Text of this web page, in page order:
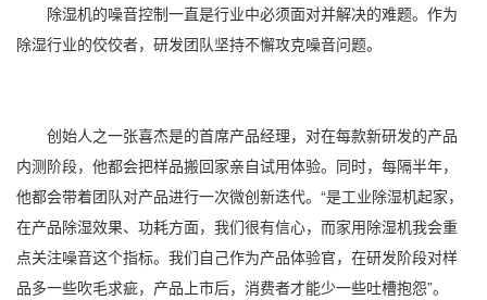
除湿机的噪音控制一直是行业中必须面对并解决的难题。作为
除湿行业的佼佼者，研发团队坚持不懈攻克噪音问题。
创始人之一张喜杰是的首席产品经理，对在每款新研发的产品
内测阶段，他都会把样品搬回家亲自试用体验。同时，每隔半年，
他都会带着团队对产品进行一次微创新迭代。“是工业除湿机起家，
在产品除湿效果、功耗方面，我们很有信心，而家用除湿机我会重
点关注噪音这个指标。我们自己作为产品体验官，在研发阶段对样
品多一些吹毛求疵，产品上市后，消费者才能少一些吐槽抱怨”。